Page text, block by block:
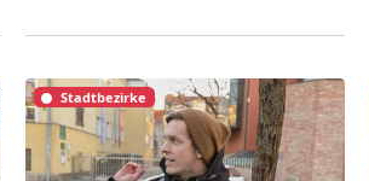
Stadtbezirke